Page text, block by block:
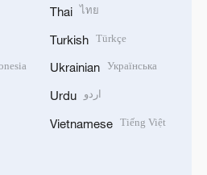
Thai ไทย
Turkish Türkçe
Ukrainian Українська
Urdu اردو
Vietnamese Tiếng Việt